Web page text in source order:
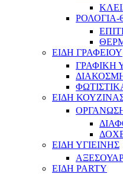
ΕΙΔΗ ΓΡΑΦΕΙΟΥ
ΓΡΑΦΙΚΗ
ΕΙΔΗ
ΕΙΔΗ ΥΓΙΕΙΝΗΣ
ΕΙΔΗ PARTY